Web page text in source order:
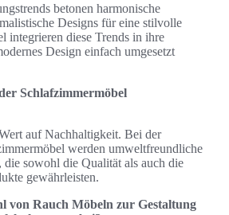
betonen harmonische
Designs für eine stilvolle
integrieren diese Trends in ihre
Design einfach umgesetzt
Schlafzimmermöbel
auf Nachhaltigkeit. Bei der
werden umweltfreundliche
sowohl die Qualität als auch die
gewährleisten.
von Rauch Möbeln zur Gestaltung